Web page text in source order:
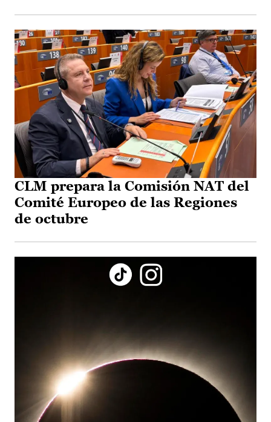
CLM prepara la Comisión NAT del
Comité Europeo de las Regiones
de octubre